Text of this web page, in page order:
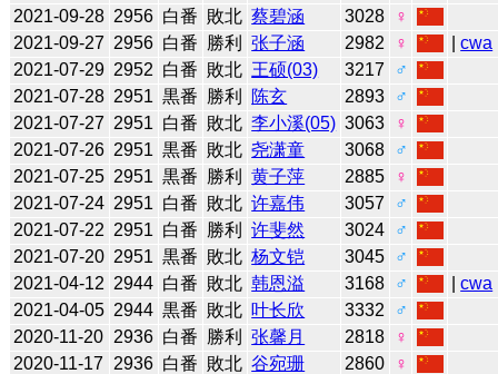
2021-09-28 2956 白番 敗北 蔡碧涵 3028
♀
2021-09-27 2956 白番 勝利 张子涵 2982 ♀ |cwa
2021-07-29 2952 白番 敗北 王硕(03) 3217
♂
2021-07-28 2951 黒番 勝利 陈玄 2893
♂
2021-07-27 2951 白番 敗北 李小溪(05) 3063
♀
2021-07-26 2951 黒番 敗北 尧潇童 3068
♂
2021-07-25 2951 黒番 勝利 黄子萍 2885
♀
2021-07-24 2951 白番 敗北 许嘉伟 3057
♂
2021-07-22 2951 白番 勝利 许斐然 3024
♂
2021-07-20 2951 黒番 敗北 杨文铠 3045
♂
2021-04-12 2944 白番 敗北 韩恩溢 3168 ♂ |cwa
2021-04-05 2944 黒番 敗北 叶长欣 3332
♂
2020-11-20 2936 白番 勝利 张馨月 2818
♀
2020-11-17
2936 白番 敗北 谷宛珊 2860
♀